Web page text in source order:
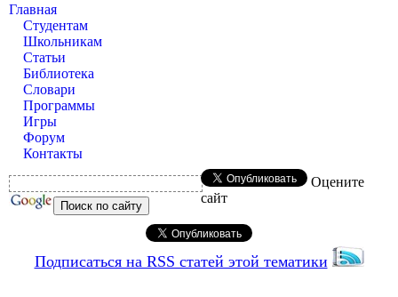
Главная
Студентам
Школьникам
Статьи
Библиотека
Словари
Программы
Игры
Форум
Контакты
Оцените
сайт
Подписаться на RSS статей этой тематики